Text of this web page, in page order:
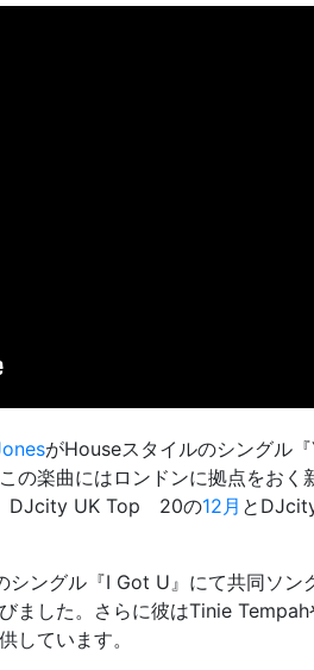
がHouseスタイルのシングル
の楽曲にはロンドンに拠点をおく
DJcity UK Top 20の12月 と
ングル『I Got U』にて共同ソン
ました。さらに彼はTinie
しています。